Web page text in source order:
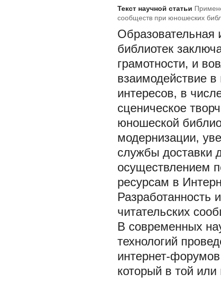
Текст научной статьи
сообществ при юношеских
Образовательная
библиотек
грамотности, и
взаимодействие
интересов, в
сценическое
юношеской
модернизации,
службы доставки
осуществлением
ресурсам в
Разработанность
читательских
В современных
технологий
интернет-
который в той